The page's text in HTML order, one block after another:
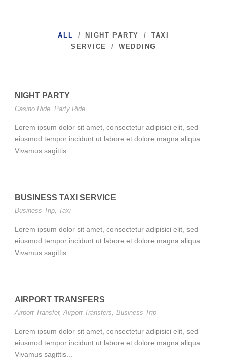
ALL / NIGHT PARTY /
TAXI
SERVICE
/ WEDDING
NIGHT PARTY
Casino Ride Party Ride
Lorem ipsum dolor sit amet, consectetur adipisici elit, sed
eiusmod tempor incidunt ut labore et dolore magna aliqua.
Vivamus sagittis...
BUSINESS TAXI SERVICE
Business Trip Taxi
Lorem ipsum dolor sit amet, consectetur adipisici elit, sed
eiusmod tempor incidunt ut labore et dolore magna aliqua.
Vivamus sagittis...
AIRPORT TRANSFERS
Airport Transfer, Airport Transfers Business Trip
Lorem ipsum dolor sit amet, consectetur adipisici elit, sed
eiusmod tempor incidunt ut labore et dolore magna aliqua.
Vivamus sagittis...